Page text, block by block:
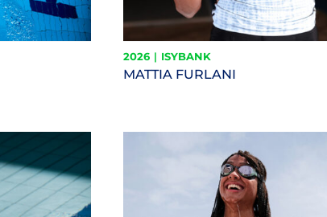
2026 | ISYBANK
MATTIA FURLANI